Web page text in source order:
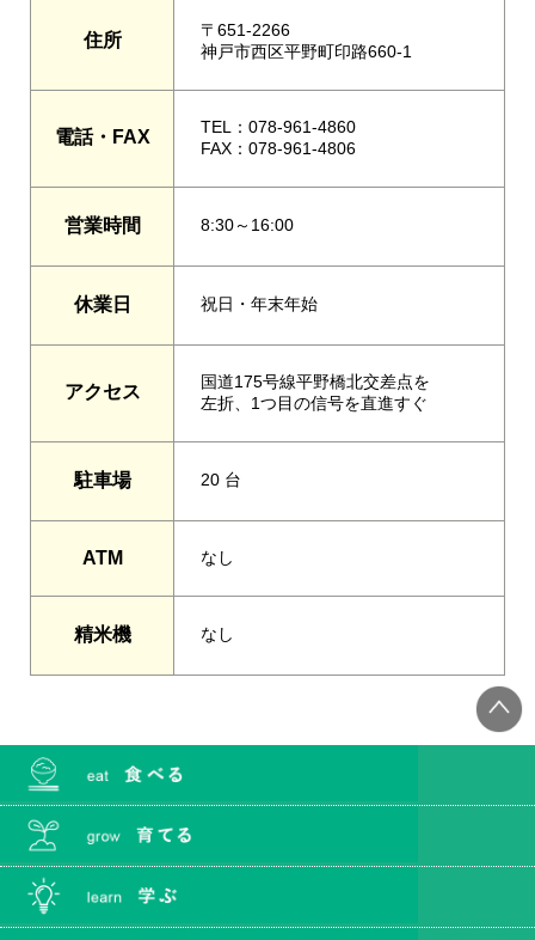
住所
〒651-2266
神戸市西区平野町印路660-1
電話・FAX
TEL：078-961-4860
FAX：078-961-4806
営業時間 8:30～16:00
休業日 祝日・年末年始
アクセス
国道175号線平野橋北交差点を
左折、1つ目の信号を直進すぐ
駐車場 20 台
ATM なし
精米機 なし